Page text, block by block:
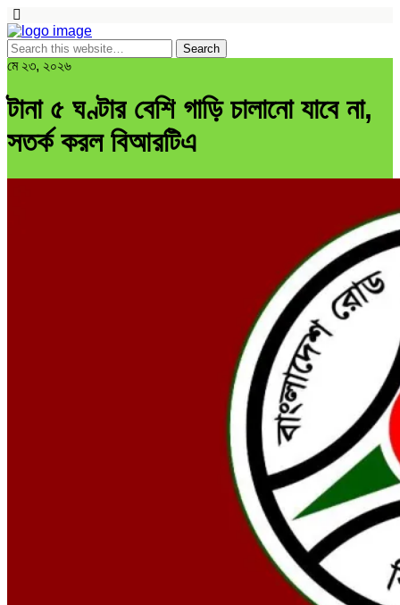
মে ২৩, ২০২৬
টানা ৫ ঘণ্টার বেশি গাড়ি চালানো যাবে না,
সতর্ক করল বিআরটিএ